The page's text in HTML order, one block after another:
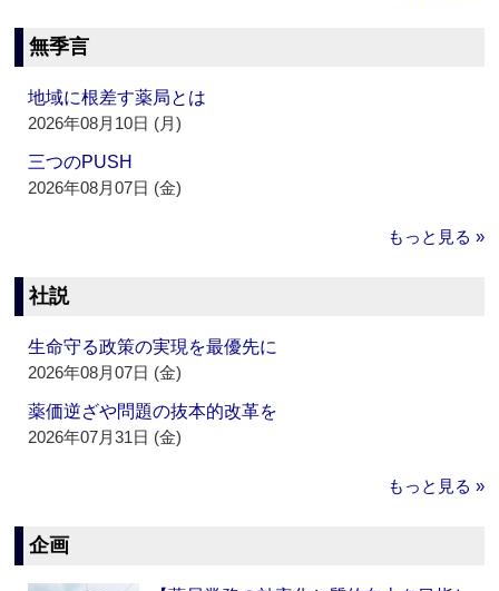
無季言
地域に根差す薬局とは
2026年08月10日 (月)
三つのPUSH
2026年08月07日 (金)
もっと見る »
社説
生命守る政策の実現を最優先に
2026年08月07日 (金)
薬価逆ざや問題の抜本的改革を
2026年07月31日 (金)
もっと見る »
企画